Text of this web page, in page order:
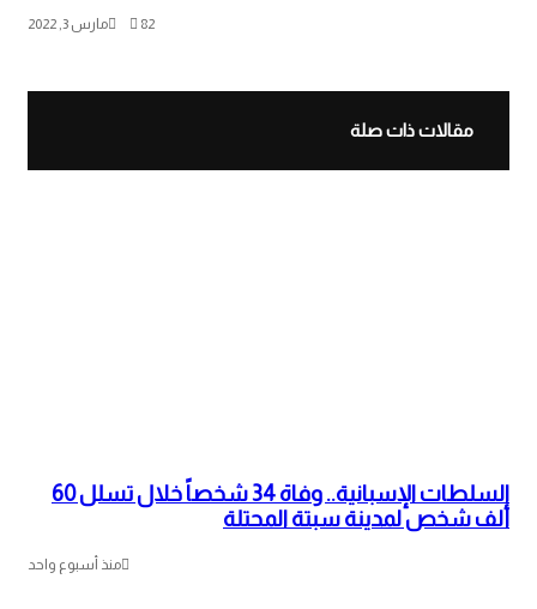
مارس 3, 2022 82
مقالات ذات صلة
السلطات الإسبانية.. وفاة 34 شخصاً خلال تسلل 60
ألف شخص لمدينة سبتة المحتلة
منذ أسبوع واحد